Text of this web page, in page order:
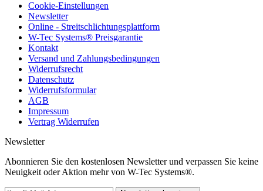
Cookie-Einstellungen
Newsletter
Online - Streitschlichtungsplattform
W-Tec Systems® Preisgarantie
Kontakt
Versand und Zahlungsbedingungen
Widerrufsrecht
Datenschutz
Widerrufsformular
AGB
Impressum
Vertrag Widerrufen
Newsletter
Abonnieren Sie den kostenlosen Newsletter und verpassen Sie keine
Neuigkeit oder Aktion mehr von W-Tec Systems®.